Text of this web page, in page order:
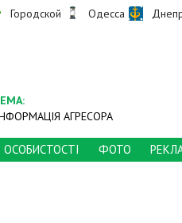
Городской Одесса
АГРЕСОРА
ОСОБИСТОСТІ ФОТО